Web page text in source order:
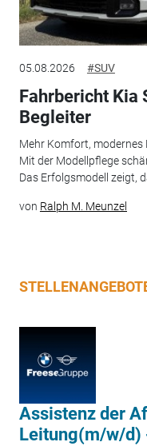
05.08.2026 #SUV
Fahrbericht Kia
Begleiter
Mehr Komfort, modernes
Mit der Modellpflege
Das Erfolgsmodell zeigt,
von Ralph M. Meunzel
Assistenz der
Leitung(m/w/d)